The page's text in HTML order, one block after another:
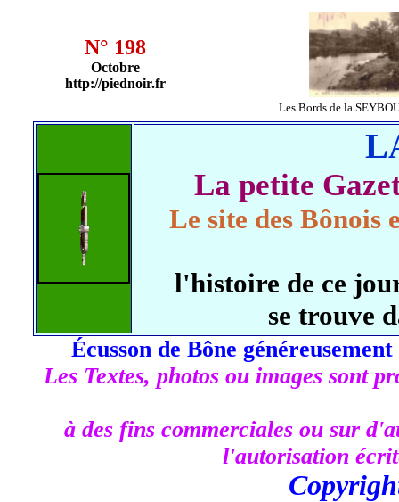
N° 198
Octobre
http://piednoir.fr
Les Bords de la
La petite
Le site des Bônois
l'histoire de ce
se trouve
Écusson de Bône
Les Textes, photos ou images sont
à des fins commerciales ou sur
l'autorisation